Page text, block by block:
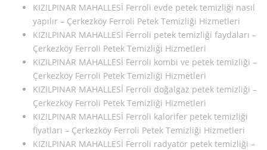
KIZILPINAR MAHALLESİ Ferroli evde petek temizliği nasıl
yapılır – Çerkezköy Ferroli Petek Temizliği Hizmetleri
KIZILPINAR MAHALLESİ Ferroli petek temizliği faydaları –
Çerkezköy Ferroli Petek Temizliği Hizmetleri
KIZILPINAR MAHALLESİ Ferroli kombi ve petek temizliği –
Çerkezköy Ferroli Petek Temizliği Hizmetleri
KIZILPINAR MAHALLESİ Ferroli doğalgaz petek temizliği –
Çerkezköy Ferroli Petek Temizliği Hizmetleri
KIZILPINAR MAHALLESİ Ferroli kalorifer petek temizliği
fiyatları – Çerkezköy Ferroli Petek Temizliği Hizmetleri
KIZILPINAR MAHALLESİ Ferroli radyatör petek temizliği –